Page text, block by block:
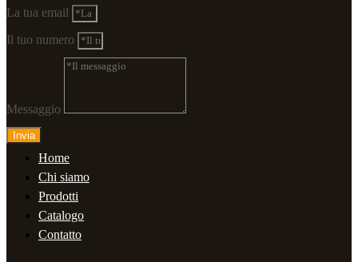
La tua email
Il tuo numero
Messaggio
Invia
Home
Chi siamo
Prodotti
Catalogo
Contatto